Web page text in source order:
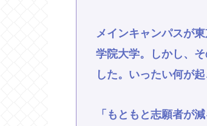
メインキャンパスが
学院大学。しかし、
した。いったい何が
「もともと志願者が